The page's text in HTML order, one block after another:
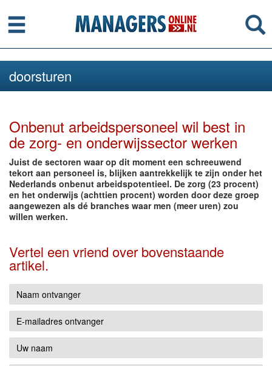
Menu
doorsturen
Onbenut arbeidspersoneel wil best in
de zorg- en onderwijssector werken
Juist de sectoren waar op dit moment een schreeuwend
tekort aan personeel is, blijken aantrekkelijk te zijn onder het
Nederlands onbenut arbeidspotentieel. De zorg (23 procent)
en het onderwijs (achttien procent) worden door deze groep
aangewezen als dé branches waar men (meer uren) zou
willen werken.
Vertel een vriend over bovenstaande
artikel.